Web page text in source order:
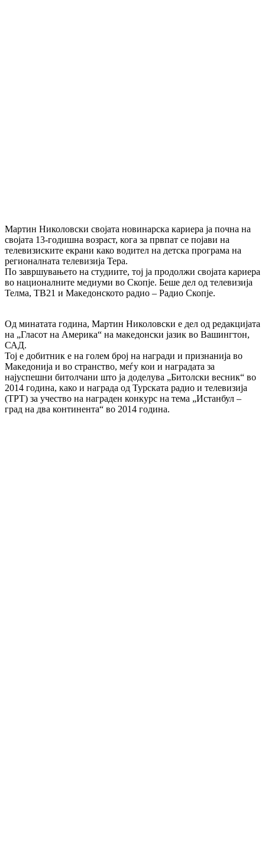
Мартин Николовски својата новинарска кариера ја почна на
својата 13-годишна возраст, кога за првпат се појави на
телевизиските екрани како водител на детска програма на
регионалната телевизија Тера.
По завршувањето на студиите, тој ја продолжи својата кариера
во националните медиуми во Скопје. Беше дел од телевизија
Телма, ТВ21 и Македонското радио – Радио Скопје.
Од минатата година, Мартин Николовски е дел од редакцијата
на „Гласот на Америка“ на македонски јазик во Вашингтон,
САД.
Тој е добитник е на голем број на награди и признанија во
Македонија и во странство, меѓу кои и наградата за
најуспешни битолчани што ја доделува „Битолски весник“ во
2014 година, како и награда од Турската радио и телевизија
(ТРТ) за учество на награден конкурс на тема „Истанбул –
град на два континента“ во 2014 година.